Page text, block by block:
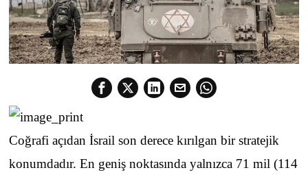
Coğrafi açıdan İsrail son derece kırılgan bir stratejik
konumdadır. En geniş noktasında yalnızca 71 mil (114